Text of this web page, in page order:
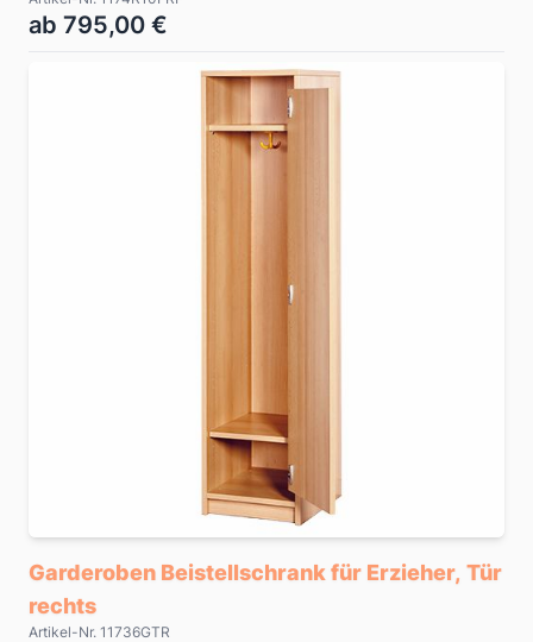
ab 795,00 €
Garderoben Beistellschrank für Erzieher, Tür
rechts
Artikel-Nr. 11736GTR